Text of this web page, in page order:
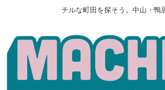
チルな町田を探そう。中山・鴨